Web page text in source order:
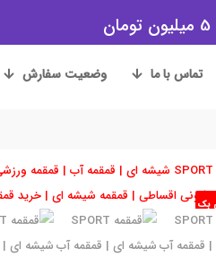
تماس با ما وضعیت سفارش